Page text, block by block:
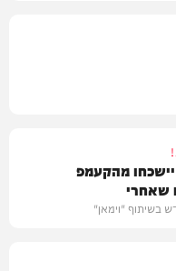
מהקעמפ
שאחרי
בשיתוף "וימאן"